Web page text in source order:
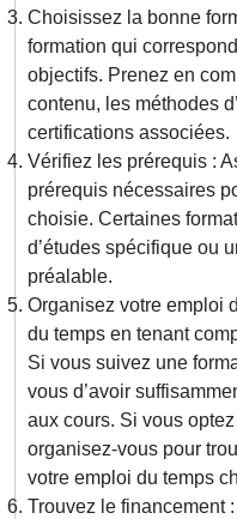
Choisissez la bonne
formation qui
objectifs. Prenez en
contenu, les méthodes
certifications associées.
Vérifiez les prérequis :
prérequis nécessaires
choisie. Certaines
d’études spécifique ou
préalable.
Organisez votre emploi
du temps en tenant
Si vous suivez une
vous d’avoir
aux cours. Si vous
organisez-vous pour
votre emploi du temps
Trouvez le financement